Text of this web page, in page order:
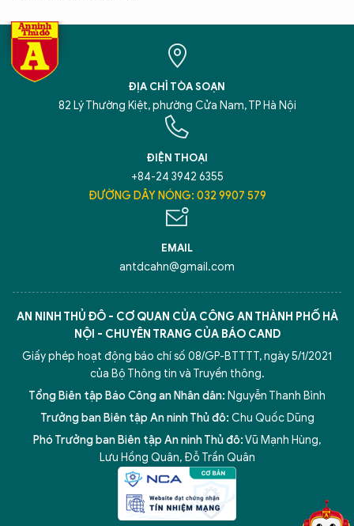
ĐỊA CHỈ TÒA SOẠN
82 Lý Thường Kiệt, phường Cửa Nam, TP Hà Nội
ĐIỆN THOẠI
+84-24 3942 6355
ĐƯỜNG DÂY NÓNG: 032 9907 579
EMAIL
antdcahn@gmail.com
AN NINH THỦ ĐÔ - CƠ QUAN CỦA CÔNG AN THÀNH PHỐ HÀ
NỘI - CHUYÊN TRANG CỦA BÁO CAND
Giấy phép hoạt động báo chí số 08/GP-BTTTT, ngày 5/1/2021
của Bộ Thông tin và Truyền thông.
Tổng Biên tập Báo Công an Nhân dân: Nguyễn Thanh Bình
Trưởng ban Biên tập An ninh Thủ đô: Chu Quốc Dũng
Phó Trưởng ban Biên tập An ninh Thủ đô:Vũ Mạnh Hùng,
Lưu Hồng Quân, Đỗ Trần Quân
5 điểm nghẽn của Hà Nội giải pháp xử lý điểm nghẽn của